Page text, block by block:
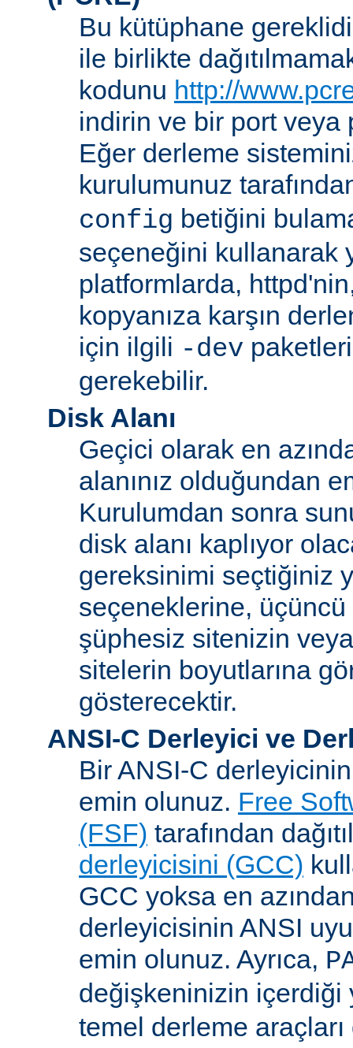
Bu kütüphane
ile birlikte
kodunu http://
indirin ve bir port veya
Eğer derleme
kurulumunuz
config betiğini
seçeneğini kullanarak
platformlarda,
kopyanıza karşın
için ilgili -dev
gerekebilir.
Disk Alanı
Geçici olarak en
alanınız olduğundan
Kurulumdan sonra
disk alanı kaplıyor
gereksinimi seçtiğiniz
seçeneklerine,
şüphesiz sitenizin
sitelerin boyutlarına
gösterecektir.
ANSI-C Derleyici ve
Bir ANSI-C
emin olunuz. Free
(FSF) tarafından
derleyicisini (GCC)
GCC yoksa en azından
derleyicisinin ANSI
emin olunuz. Ayrıca,
değişkeninizin
temel derleme araçları